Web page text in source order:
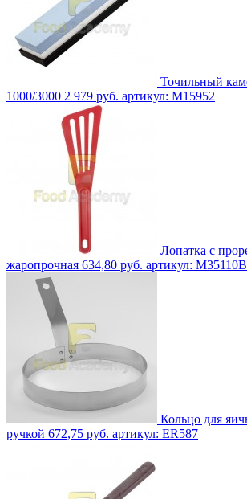
Точильный
1000/3000 2 979 руб. артикул: M15952
Лопатка с
жаропрочная 634,80 руб. артикул:
Кольцо для
ручкой 672,75 руб. артикул: ER587